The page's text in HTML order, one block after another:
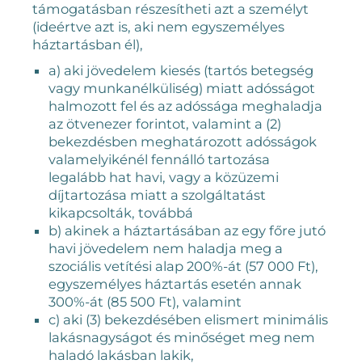
támogatásban részesítheti azt a személyt
(ideértve azt is, aki nem egyszemélyes
háztartásban él),
a) aki jövedelem kiesés (tartós betegség
vagy munkanélküliség) miatt adósságot
halmozott fel és az adóssága meghaladja
az ötvenezer forintot, valamint a (2)
bekezdésben meghatározott adósságok
valamelyikénél fennálló tartozása
legalább hat havi, vagy a közüzemi
díjtartozása miatt a szolgáltatást
kikapcsolták, továbbá
b) akinek a háztartásában az egy főre jutó
havi jövedelem nem haladja meg a
szociális vetítési alap 200%-át (57 000 Ft),
egyszemélyes háztartás esetén annak
300%-át (85 500 Ft), valamint
c) aki (3) bekezdésében elismert minimális
lakásnagyságot és minőséget meg nem
haladó lakásban lakik,